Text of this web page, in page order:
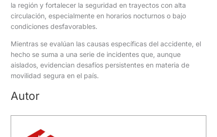
la región y fortalecer la seguridad en trayectos con alta
circulación, especialmente en horarios nocturnos o bajo
condiciones desfavorables.
Mientras se evalúan las causas específicas del accidente, el
hecho se suma a una serie de incidentes que, aunque
aislados, evidencian desafíos persistentes en materia de
movilidad segura en el país.
Autor